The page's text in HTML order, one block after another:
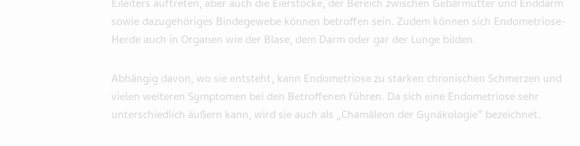
Eileiters auftreten, aber auch die Eierstöcke, der Bereich zwischen Gebärmutter und Enddarm
sowie dazugehöriges Bindegewebe können betroffen sein. Zudem können sich Endometriose-
Herde auch in Organen wie der Blase, dem Darm oder gar der Lunge bilden.
Abhängig davon, wo sie entsteht, kann Endometriose zu starken chronischen Schmerzen und
vielen weiteren Symptomen bei den Betroffenen führen. Da sich eine Endometriose sehr
unterschiedlich äußern kann, wird sie auch als „Chamäleon der Gynäkologie“ bezeichnet.